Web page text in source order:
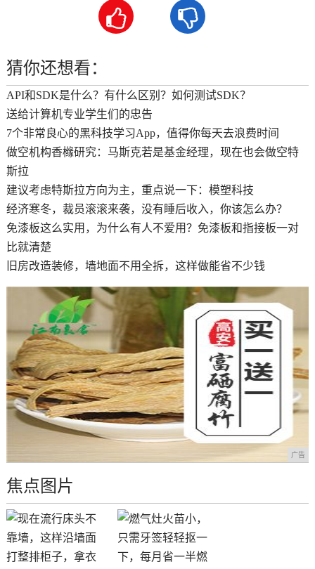
 
猜你还想看：
API和SDK是什么？有什么区别？如何测试SDK？
送给计算机专业学生们的忠告
7个非常良心的黑科技学习App，值得你每天去浪费时间
做空机构香橼研究：马斯克若是基金经理，现在也会做空特
斯拉
建议考虑特斯拉方向为主，重点说一下：模塑科技
经济寒冬，裁员滚滚来袭，没有睡后收入，你该怎么办？
免漆板这么实用，为什么有人不爱用？免漆板和指接板一对
比就清楚
旧房改造装修，墙地面不用全拆，这样做能省不少钱
广告
焦点图片